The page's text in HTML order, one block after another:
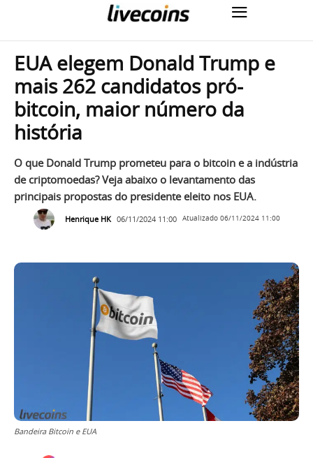
EUA elegem Donald Trump e
mais 262 candidatos pró-
bitcoin, maior número da
história
O que Donald Trump prometeu para o bitcoin e a indústria
de criptomoedas? Veja abaixo o levantamento das
principais propostas do presidente eleito nos EUA.
Henrique HK 06/11/2024 11:00 Atualizado 06/11/2024 11:00
Bandeira Bitcoin e EUA